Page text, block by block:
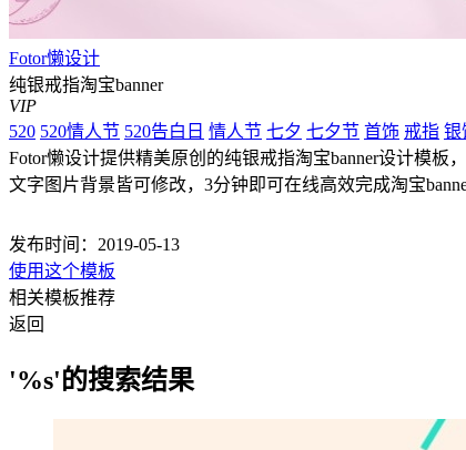
Fotor懒设计
纯银戒指淘宝banner
VIP
520 520情人节 520告白日 情人节 七夕 七夕节 首饰 戒指 银
Fotor懒设计提供精美原创的纯银戒指淘宝banner设计模板
文字图片背景皆可修改，3分钟即可在线高效完成淘宝
发布时间：2019-05-13
使用这个模板
相关模板推荐
返回
'%s'的搜索结果